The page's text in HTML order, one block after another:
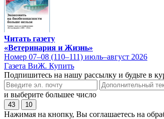
Читать газету
«Ветеринария и Жизнь»
Номер 07–08 (110–111) июль–август 2026
Газета ВиЖ. Купить
Подпишитесь на нашу рассылку и будьте в
и выберите большее число
43 10
Нажимая на кнопку, Вы соглашаетесь на